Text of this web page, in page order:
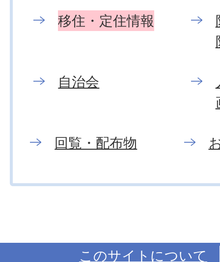
移住・定住情報
自治会
回覧・配布物
このサイトについて